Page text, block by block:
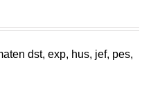
dst, exp, hus, jef, pes,